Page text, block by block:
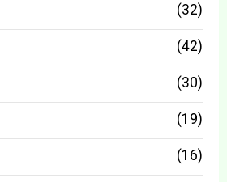
(32)
(42)
(30)
(19)
(16)